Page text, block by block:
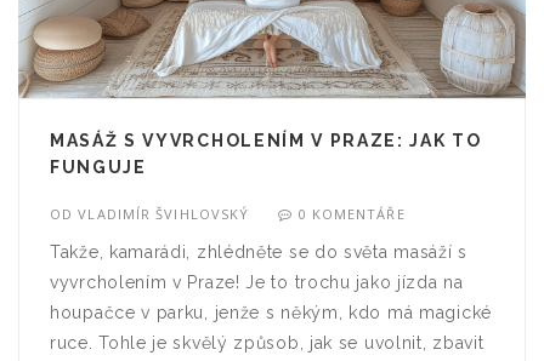
MASÁŽ S VYVRCHOLENÍM V PRAZE: JAK TO
FUNGUJE
ODVLADIMÍR ŠVIHLOVSKÝ 0 KOMENTÁŘE
Takže, kamarádi, zhlédněte se do světa masáží s
vyvrcholením v Praze! Je to trochu jako jízda na
houpačce v parku, jenže s někým, kdo má magické
ruce. Tohle je skvělý způsob, jak se uvolnit, zbavit